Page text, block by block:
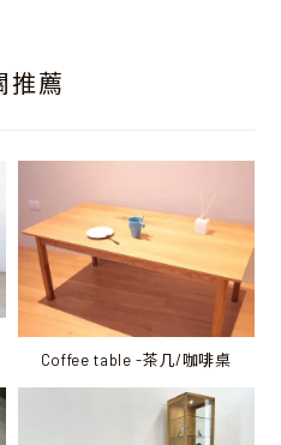
Coffee table -茶几/咖啡桌